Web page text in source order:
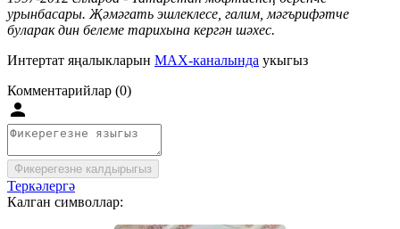
урынбасары. Җәмәгать эшлеклесе, галим, мәгърифәтче
буларак дин белеме тарихына кергән шәхес.
Интертат яңалыкларын MAX-каналында укыгыз
Комментарийлар (0)
Фикерегезне калдырыгыз
Теркәлергә
Калган символлар: